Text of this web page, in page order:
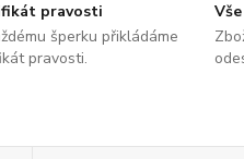
pravosti
šperku přikládáme
pravosti.